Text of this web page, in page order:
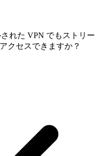
れた VPN でもストリー
クセスできますか？